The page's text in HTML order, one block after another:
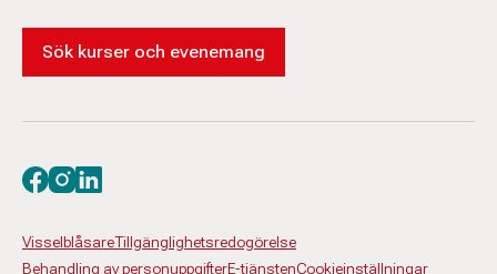
Sök kurser och evenemang
VisselblåsareTillgänglighetsredogörelse
Behandling av personuppgifterE-tjänstenCookieinställningar
Besök oss på facebook
Besök oss på instagram
Besök oss på linkedin